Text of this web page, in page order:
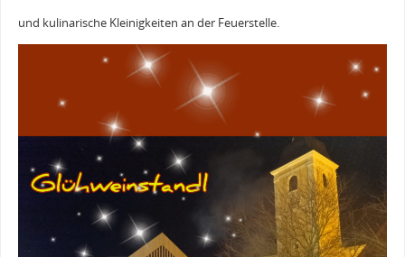
und kulinarische Kleinigkeiten an der Feuerstelle.